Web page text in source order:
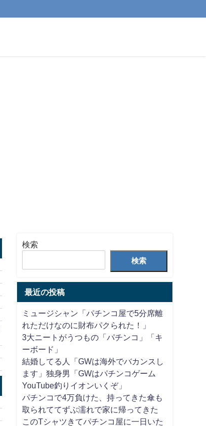
検索
検索
最近の投稿
ミュージシャン「パチンコ屋で5分席離
れただけなのに財布パクられた！」
3大ニートがうつもの「パチンコ」「キ
ーボード」
結婚してる人「GWは海外でバカンスし
ます」独身男「GWはパチンコゲーム
YouTube釣りイオンいくぞ」
パチンコで4万負けた、持ってきた傘も
取られててずぶ濡れで家に帰ってきた
このTシャツきてパチンコ屋に一日いた